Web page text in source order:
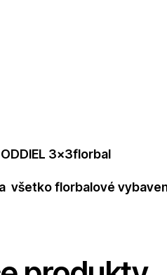
ODDIEL 3x3florbal
všetko florbalové